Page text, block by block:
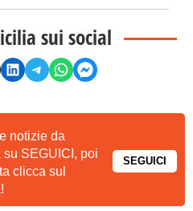
sui social
notizie da
su SEGUICI, poi
clicca sul
SEGUICI